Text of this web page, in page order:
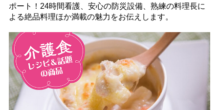
ポート！24時間看護、安心の防災設備、熟練の料理長に
よる絶品料理ほか満載の魅力をお伝えします。